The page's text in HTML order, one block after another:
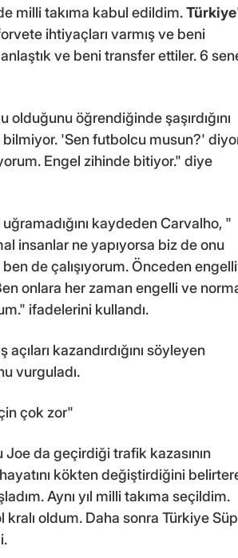
milli takıma kabul edildim.Türkiye
ihtiyaçları varmış ve beni
ve beni transfer ettiler. 6
öğrendiğinde şaşırdığını
'Sen futbolcu musun?'
Engel zihinde bitiyor." diye
uğramadığını kaydeden Carvalho, "
insanlar ne yapıyorsa biz de onu
ben de çalışıyorum. Önceden
onlara her zaman engelli ve
ifadelerini kullandı.
kazandırdığını söyleyen
vurguladı.
çok zor"
da geçirdiği trafik kazasının
kökten değiştirdiğini
Aynı yıl milli takıma seçildim.
oldum. Daha sonra Türkiye